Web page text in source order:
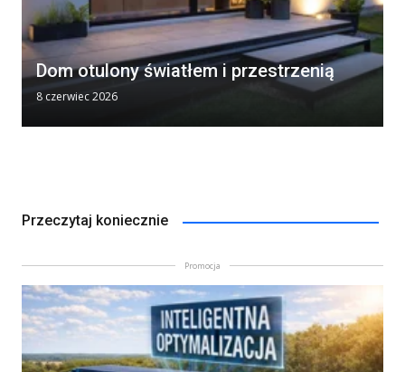
Dom otulony światłem i przestrzenią
8 czerwiec 2026
Przeczytaj koniecznie
Promocja